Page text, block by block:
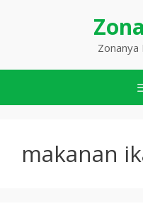
Zonanya
makanan